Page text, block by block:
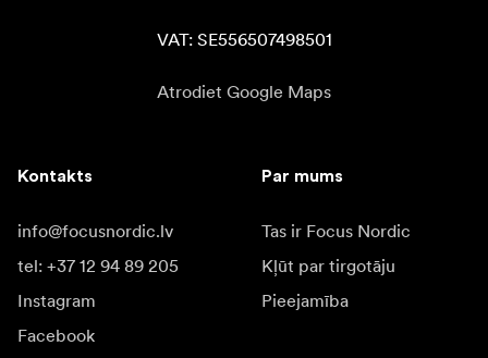
VAT: SE556507498501
Atrodiet Google Maps
Kontakts
info@focusnordic.lv
tel: +37 12 94 89 205
Instagram
Facebook
Par mums
Tas ir Focus Nordic
Kļūt par tirgotāju
Pieejamība